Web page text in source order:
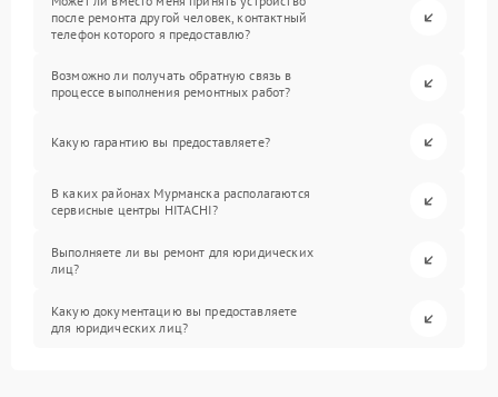
после ремонта другой человек, контактный
телефон которого я предоставлю?
Возможно ли получать обратную связь в
процессе выполнения ремонтных работ?
Какую гарантию вы предоставляете?
В каких районах Мурманска располагаются
сервисные центры HITACHI?
Выполняете ли вы ремонт для юридических
лиц?
Какую документацию вы предоставляете
для юридических лиц?